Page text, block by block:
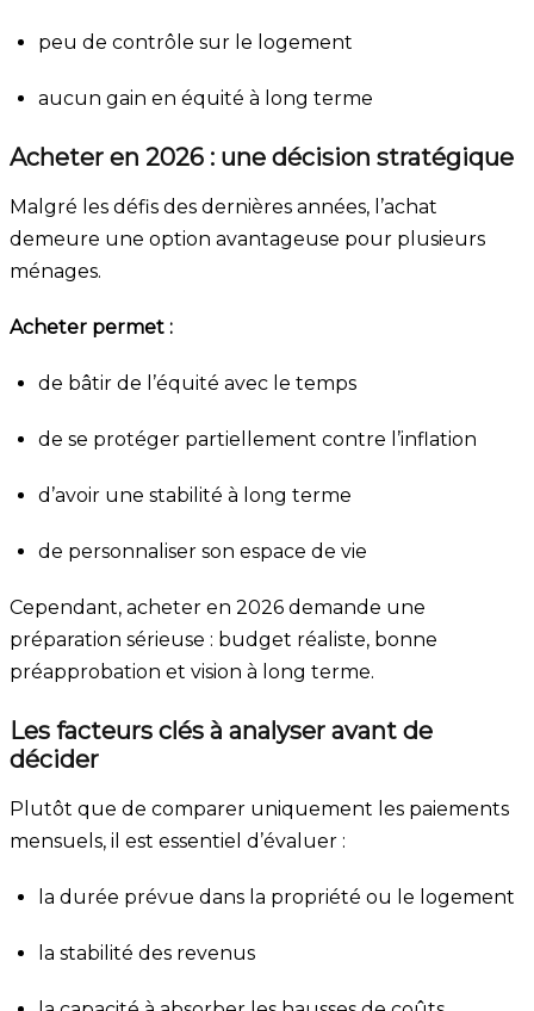
peu de contrôle sur le logement
aucun gain en équité à long terme
Acheter en 2026 : une décision stratégique
Malgré les défis des dernières années, l’achat
demeure une option avantageuse pour plusieurs
ménages.
Acheter permet :
de bâtir de l’équité avec le temps
de se protéger partiellement contre l’inflation
d’avoir une stabilité à long terme
de personnaliser son espace de vie
Cependant, acheter en 2026 demande une
préparation sérieuse : budget réaliste, bonne
préapprobation et vision à long terme.
Les facteurs clés à analyser avant de
décider
Plutôt que de comparer uniquement les paiements
mensuels, il est essentiel d’évaluer :
la durée prévue dans la propriété ou le logement
la stabilité des revenus